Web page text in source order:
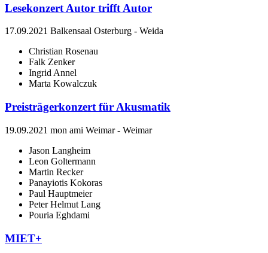
Lesekonzert Autor trifft Autor
17.09.2021 Balkensaal Osterburg - Weida
Christian Rosenau
Falk Zenker
Ingrid Annel
Marta Kowalczuk
Preisträgerkonzert für Akusmatik
19.09.2021 mon ami Weimar - Weimar
Jason Langheim
Leon Goltermann
Martin Recker
Panayiotis Kokoras
Paul Hauptmeier
Peter Helmut Lang
Pouria Eghdami
MIET+